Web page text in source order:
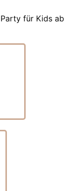
für Kids ab